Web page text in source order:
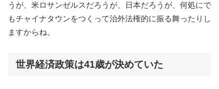
うが、米ロサンゼルスだろうが、日本だろうが、何処にで
もチャイナタウンをつくって治外法権的に振る舞ったりし
ますからね。
世界経済政策は41歳が決めていた